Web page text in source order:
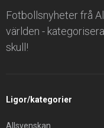
Fotbollsnyheter frå
världen -
skull!
Ligor/kategorier
Allsvenskan